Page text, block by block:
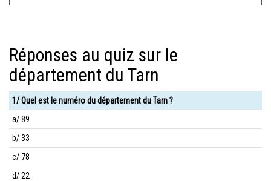
Réponses au quiz sur le
département du Tarn
1/ Quel est le numéro du département du Tarn ?
a/ 89
b/ 33
c/ 78
d/ 22